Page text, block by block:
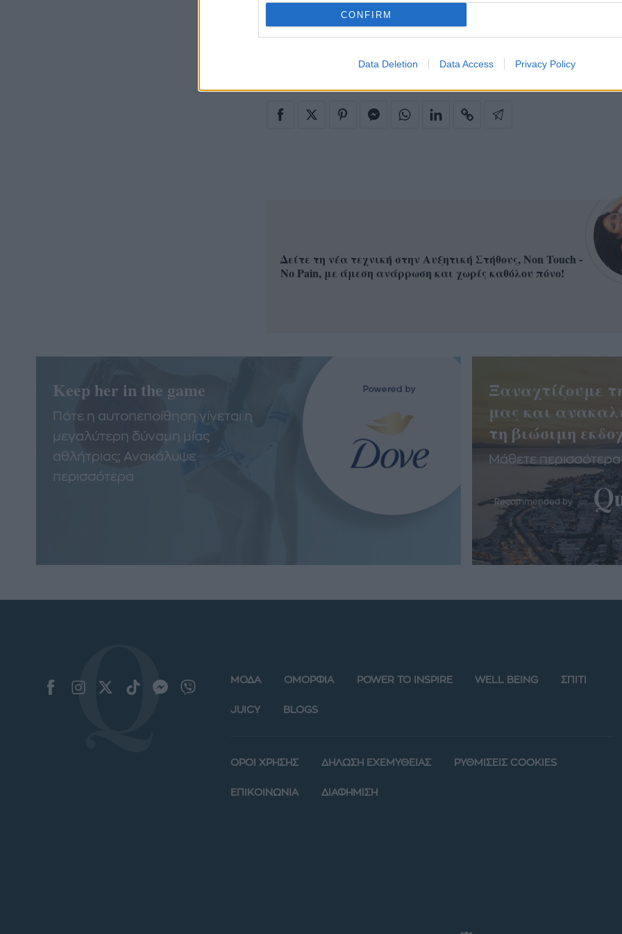
CONFIRM
Data Deletion Data Access Privacy Policy
HONOR SMARTWATCH
Δείτε τη νέα τεχνική στην Αυξητική Στήθους, Non Touch -
No Pain, με άμεση ανάρρωση και χωρίς καθόλου πόνο!
Keep her in the game
Πότε η αυτοπεποίθηση γίνεται η
μεγαλύτερη δύναμη μίας
αθλήτριας; Ανακάλυψε
περισσότερα
Ξαναχτίζουμε
μας και
τη βιώσιμη
Μάθετε περισσότερα
Recommended by
ΜΟΔΑ ΟΜΟΡΦΙΑ POWER TO INSPIRE WELL BEING ΣΠΙΤΙ
JUICY BLOGS
ΟΡΟΙ ΧΡΗΣΗΣ ΔΗΛΩΣΗ ΕΧΕΜΥΘΕΙΑΣ ΡΥΘΜΙΣΕΙΣ COOKIES
ΕΠΙΚΟΙΝΩΝΙΑ ΔΙΑΦΗΜΙΣΗ